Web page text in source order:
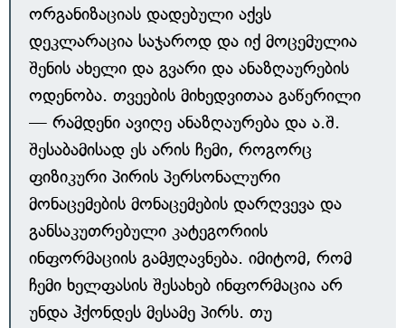
ორგანიზაციას დადებული აქვს
დეკლარაცია საჯაროდ და იქ მოცემულია
შენის ახელი და გვარი და ანაზღაურების
ოდენობა. თვეების მიხედვითაა გაწერილი
— რამდენი ავიღე ანაზღაურება და ა.შ.
შესაბამისად ეს არის ჩემი, როგორც
ფიზიკური პირის პერსონალური
მონაცემების მონაცემების დარღვევა და
განსაკუთრებული კატეგორიის
ინფორმაციის გამჟღავნება. იმიტომ, რომ
ჩემი ხელფასის შესახებ ინფორმაცია არ
უნდა ჰქონდეს მესამე პირს. თუ